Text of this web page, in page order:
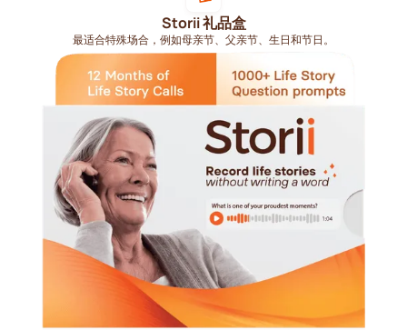
Storii 礼品盒
最适合特殊场合，例如母亲节、父亲节、生日和节日。